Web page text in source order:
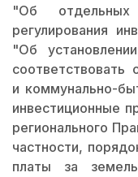
"Об отдельных
регулирования
"Об
соответствовать
и коммунально-
инвестиционные
регионального
частности,
платы за